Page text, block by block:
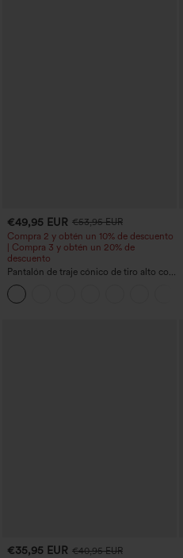
€49,95 EUR €53,95 EUR
Compra 2 y obtén un 10% de descuento
| Compra 3 y obtén un 20% de
descuento
Pantalón de traje cónico de tiro alto con
bolsillos
€35,95 EUR €40,95 EUR